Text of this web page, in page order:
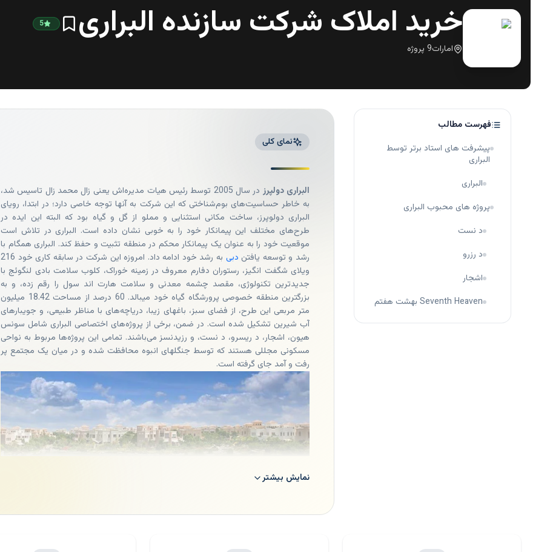
خرید املاک شرکت سازنده البراری 5
امارات9 پروژه
فهرست مطالب
پیشرفت های استاد برتر توسط
البراری
البراری
پروژه های محبوب البراری
د نست
د رزرو
اشجار
Seventh Heaven بهشت هفتم
نمای کلی
البراری دولپرز
در سال 2005 توسط رئیس هیات مدیره‌اش یعنی زال محمد زال تاسیس شد،
به خاطر حساسیت‌های بوم‌شناختی که این شرکت به آنها توجه خاصی دارد؛ در ابتدا، رویای
البراری دولوپرز، ساخت مکانی استثنایی و مملو از گل و گیاه بود که البته این ایده در
طرح‌های مختلف این پیمانکار خود را به خوبی نشان داده است. البراری در تلاش است
موقعیت خود را به عنوان یک پیمانکار محکم در منطقه تثبیت و حفظ کند. البراری همگام با
رشد و توسعه یافتن دبی
به رشد خود ادامه داد. امروزه این شرکت در سابقه کاری خود 216
ویلای شگفت انگیز، رستوران دفارم معروف در زمینه خوراک، کلوب سلامت بادی لنگوئج با
جدیدترین تکنولوژی، مقصد چشمه معدنی و سلامت هارت اند سول را رقم زده، و به
بزرگترین منطقه خصوصی پرورشگاه گیاه خود میبالد. 60 درصد از مساحت 18.42 میلیون
متر مربعی این طرح، از فضای سبز، باغهای زیبا، دریاچه‌های با مناظر طبیعی، و جویبارهای
آب شیرین تشکیل شده است. در ضمن، برخی از پروژه‌های اختصاصی البراری شامل سونس
هیون، اشجار، د ریسرو، د نست، و رزیدنسز می‌باشند. تمامی این پروژه‌ها مربوط به نواحی
مسکونی مجللی هستند که توسط جنگلهای انبوه محافظت شده و در میان یک مجتمع پر
رفت و آمد جای گرفته است.
پیشرفت های استاد برتر توسط البراری
نمایش بیشتر